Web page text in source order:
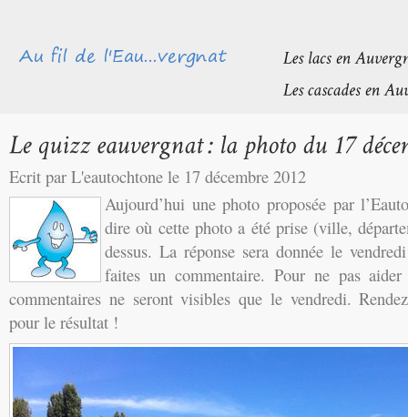
Ecrit par L'eautochtone le 17 décembre 2012
Aujourd’hui une photo proposée par
dire où cette photo a été prise (ville,
dessus. La réponse sera donnée le
faites un commentaire. Pour ne pas
commentaires ne seront visibles que le vendredi.
pour le résultat !